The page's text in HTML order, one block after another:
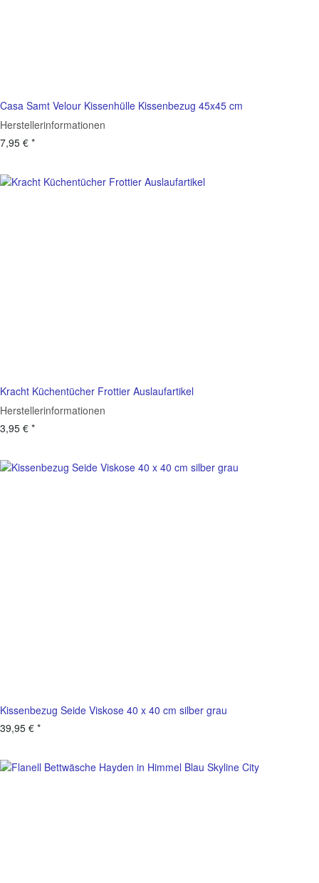
Casa Samt Velour Kissenhülle Kissenbezug 45x45 cm
Herstellerinformationen
7,95 € *
Kracht Küchentücher Frottier Auslaufartikel
Herstellerinformationen
3,95 € *
Kissenbezug Seide Viskose 40 x 40 cm silber grau
39,95 € *